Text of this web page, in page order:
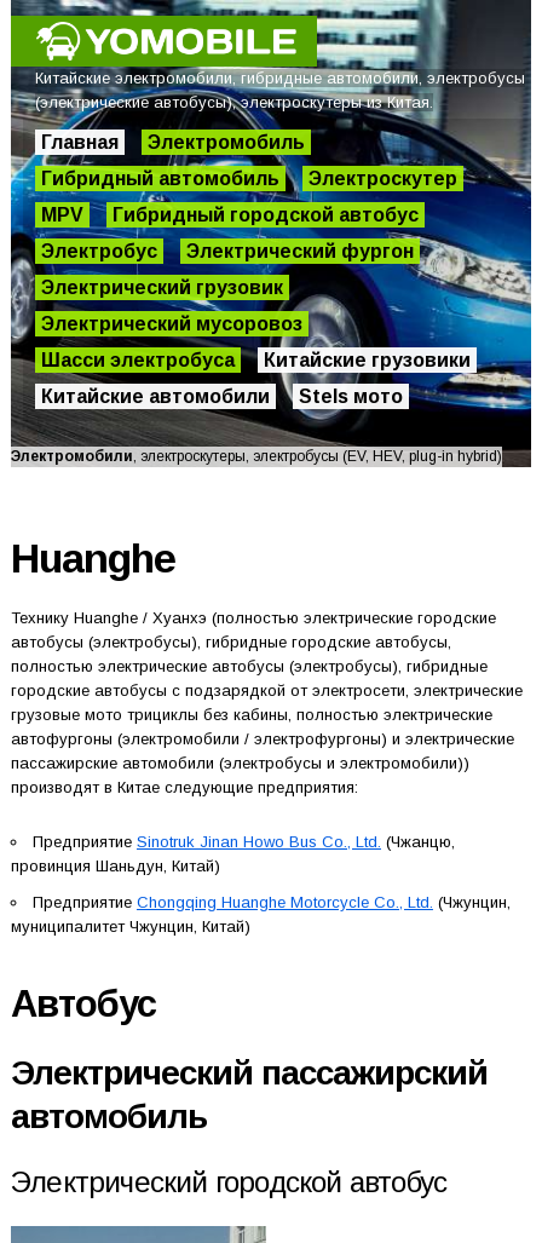
Китайские электромобили, гибридные автомобили, электробусы
(электрические автобусы), электроскутеры из Китая.
Главная
Электромобиль
Гибридный автомобиль
Электроскутер
MPV
Гибридный городской автобус
Электробус
Электрический фургон
Электрический грузовик
Электрический мусоровоз
Шасси электробуса
Китайские грузовики
Китайские автомобили
Stels мото
Электромобили , электроскутеры, электробусы (EV, HEV, plug-in hybrid)
Huanghe
Технику Huanghe / Хуанхэ (полностью электрические городские
автобусы (электробусы), гибридные городские автобусы,
полностью электрические автобусы (электробусы), гибридные
городские автобусы с подзарядкой от электросети, электрические
грузовые мото трициклы без кабины, полностью электрические
автофургоны (электромобили / электрофургоны) и электрические
пассажирские автомобили (электробусы и электромобили))
производят в Китае следующие предприятия:
Предприятие Sinotruk Jinan Howo Bus Co., Ltd. (Чжанцю,
провинция Шаньдун, Китай)
Предприятие Chongqing Huanghe Motorcycle Co., Ltd. (Чжунцин,
муниципалитет Чжунцин, Китай)
Автобус
Электрический пассажирский
автомобиль
Электрический городской автобус